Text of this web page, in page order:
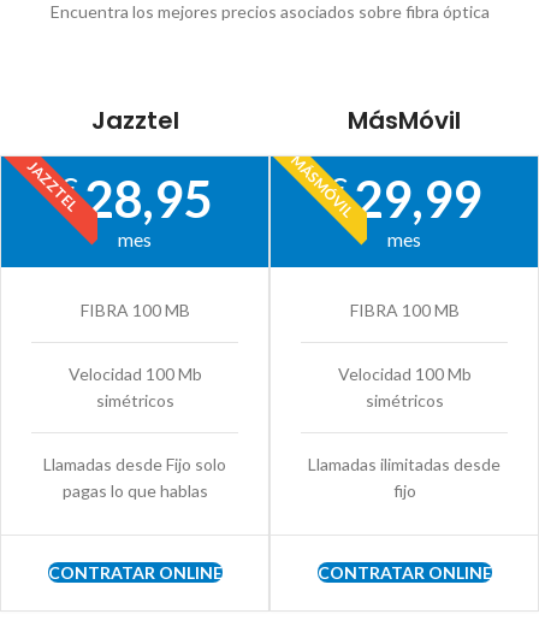
Encuentra los mejores precios asociados sobre fibra óptica
Jazztel
JAZZTEL
€28,95
mes
FIBRA 100 MB
Velocidad 100 Mb
simétricos
Llamadas desde Fijo solo
pagas lo que hablas
CONTRATAR ONLINE
MásMóvil
MÁSMÓVIL
€29,99
mes
FIBRA 100 MB
Velocidad 100 Mb
simétricos
Llamadas ilimitadas desde
fijo
CONTRATAR ONLINE